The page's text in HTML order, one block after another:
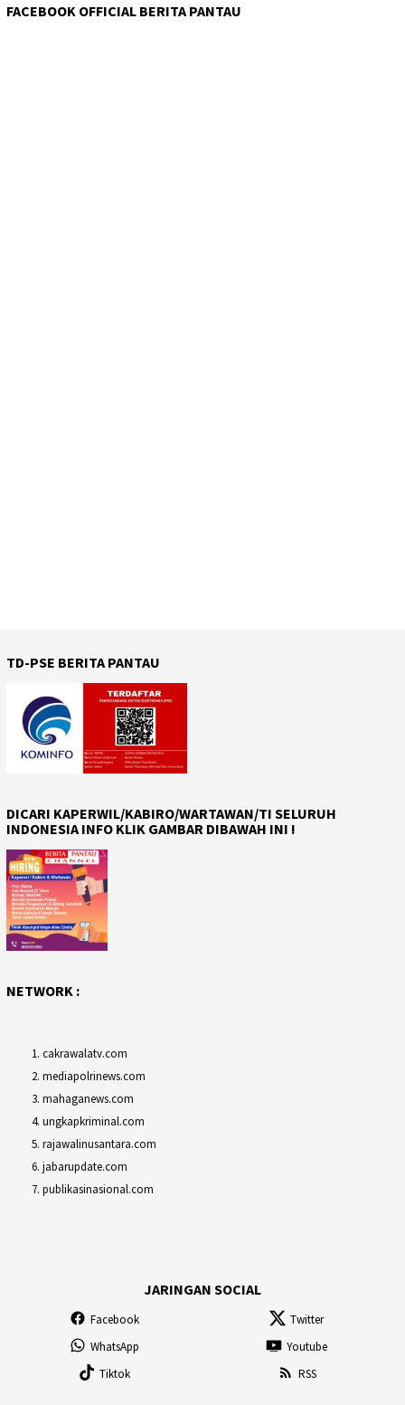
FACEBOOK OFFICIAL BERITA PANTAU
TD-PSE BERITA PANTAU
DICARI KAPERWIL/KABIRO/WARTAWAN/TI SELURUH
INDONESIA INFO KLIK GAMBAR DIBAWAH INI !
NETWORK :
cakrawalatv.com
mediapolrinews.com
mahaganews.com
ungkapkriminal.com
rajawalinusantara.com
jabarupdate.com
publikasinasional.com
JARINGAN SOCIAL
Facebook
Twitter
WhatsApp
Youtube
Tiktok
RSS